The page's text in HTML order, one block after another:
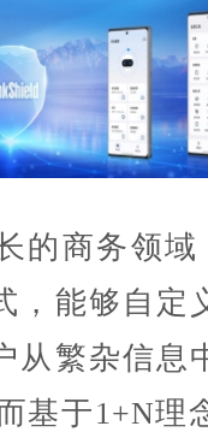
商务领域
，能够自定
从繁杂信息
基于1+N理